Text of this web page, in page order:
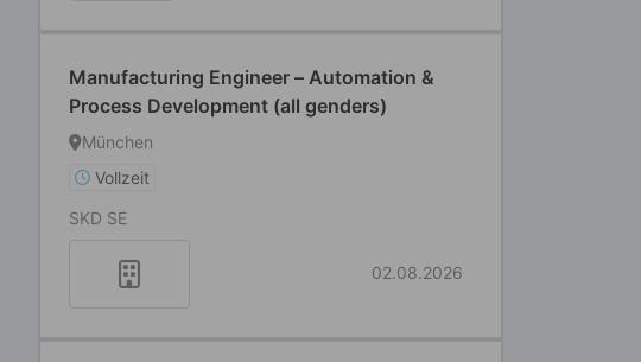
Manufacturing Engineer – Automation &
Process Development (all genders)
München
Vollzeit
SKD SE
02.08.2026